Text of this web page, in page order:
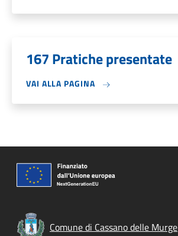
167 Pratiche presentate
VAI ALLA PAGINA
Comune di Cassano delle Murge